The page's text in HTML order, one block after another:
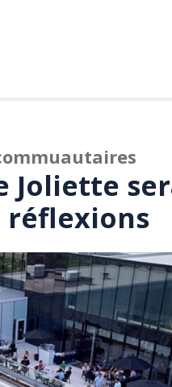
Joliette
réflexions